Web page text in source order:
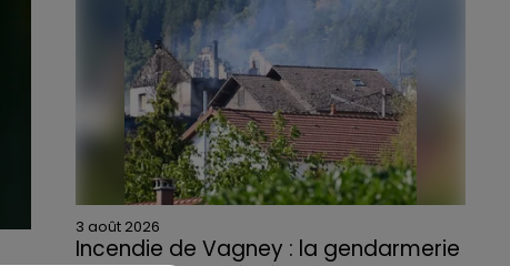
3 août 2026
Incendie de Vagney : la gendarmerie